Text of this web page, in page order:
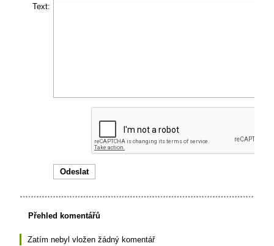
Text:
Přehled komentářů
Zatím nebyl vložen žádný komentář